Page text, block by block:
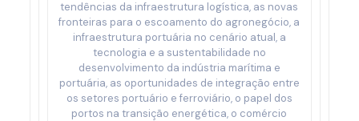
tendências da infraestrutura logística, as novas
fronteiras para o escoamento do agronegócio, a
infraestrutura portuária no cenário atual, a
tecnologia e a sustentabilidade no
desenvolvimento da indústria marítima e
portuária, as oportunidades de integração entre
os setores portuário e ferroviário, o papel dos
portos na transição energética, o comércio